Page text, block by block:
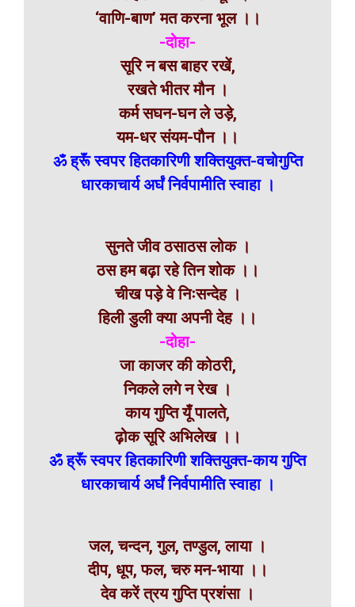
‘वाणि-बाण’ मत करना भूल ।।
-दोहा-
सूरि न बस बाहर रखें,
रखते भीतर मौन ।
कर्म सघन-घन ले उड़े,
यम-धर संयम-पौन ।।
ॐ ह्रूॅं स्वपर हितकारिणी शक्तियुक्त-वचोगुप्ति
धारकाचार्य अर्घं निर्वपामीति स्वाहा ।
सुनते जीव ठसाठस लोक ।
ठस हम बढ़ा रहे तिन शोक ।।
चीख पड़े वे निःसन्देह ।
हिली डुली क्या अपनी देह ।।
-दोहा-
जा काजर की कोठरी,
निकले लगे न रेख ।
काय गुप्ति यूँ पालते,
ढ़ोक सूरि अभिलेख ।।
ॐ ह्रूॅं स्वपर हितकारिणी शक्तियुक्त-काय गुप्ति
धारकाचार्य अर्घं निर्वपामीति स्वाहा ।
जल, चन्दन, गुल, तण्डुल, लाया ।
दीप, धूप, फल, चरु मन-भाया ।।
देव करें त्रय गुप्ति प्रशंसा ।